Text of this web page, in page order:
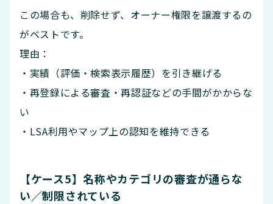
この場合も、削除せず、オーナー権限を譲渡するの
がベストです。
理由：
・実績（評価・検索表示履歴）を引き継げる
・再登録による審査・再認証などの手間がかからな
い
・LSA利用やマップ上の認知を維持できる
【ケース5】名称やカテゴリの審査が通らな
い／制限されている